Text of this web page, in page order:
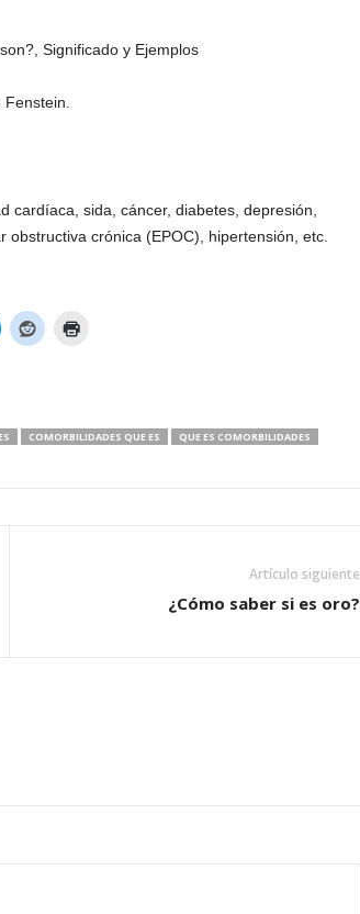
cardíaca, sida, cáncer, diabetes, depresión,
crónica (EPOC), hipertensión, etc.
COMORBILIDADES QUE ES
QUE ES COMORBILIDADES
Artículo siguiente
¿Cómo saber si es oro?